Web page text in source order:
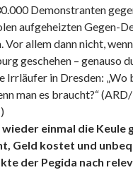
Demonstranten
aufgeheizten Gegen-
allem dann nicht,
geschehen – genauso
Irrläufer in Dresden: „Wo
man es braucht?“
einmal die Keule
Geld kostet und
der Pegida nach